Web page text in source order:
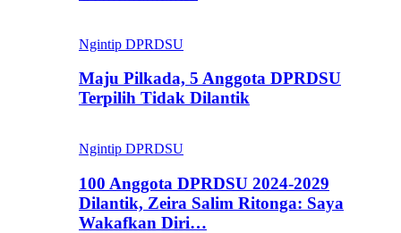
Ngintip DPRDSU
Maju Pilkada, 5 Anggota DPRDSU
Terpilih Tidak Dilantik
Ngintip DPRDSU
100 Anggota DPRDSU 2024-2029
Dilantik, Zeira Salim Ritonga: Saya
Wakafkan Diri…